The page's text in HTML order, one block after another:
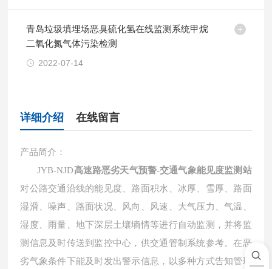
青岛垃圾填埋场恶臭硫化氢在线监测系统甲烷
二氧化氮气体污染检测
2022-07-14
详细介绍 在线留言
产品简介：
JYB-NJD高速路恶劣天气预警-交通气象能见度监测站
对公路交通沿线的能见度、路面积水、冰厚、雪厚、路面
湿滑、噪声、路面状况、风向、风速、大气压力、气温、
湿度、雨量、地下深层土壤墒情等进行自动监测，并将监
测信息及时传送到监控中心，供交通管制系统参考。在恶
劣气象条件下能及时发出警示信息，以多种方式告知管理